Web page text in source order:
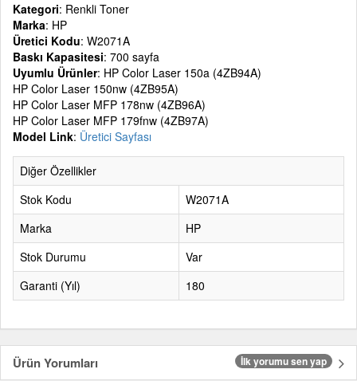
Kategori: Renkli Toner
Marka: HP
Üretici Kodu: W2071A
Baskı Kapasitesi: 700 sayfa
Uyumlu Ürünler: HP Color Laser 150a (4ZB94A)
HP Color Laser 150nw (4ZB95A)
HP Color Laser MFP 178nw (4ZB96A)
HP Color Laser MFP 179fnw (4ZB97A)
Model Link: Üretici Sayfası
Diğer Özellikler
Stok Kodu
W2071A
Marka
HP
Stok Durumu
Var
Garanti (Yıl)
180
Ürün Yorumları İlk yorumu sen yap